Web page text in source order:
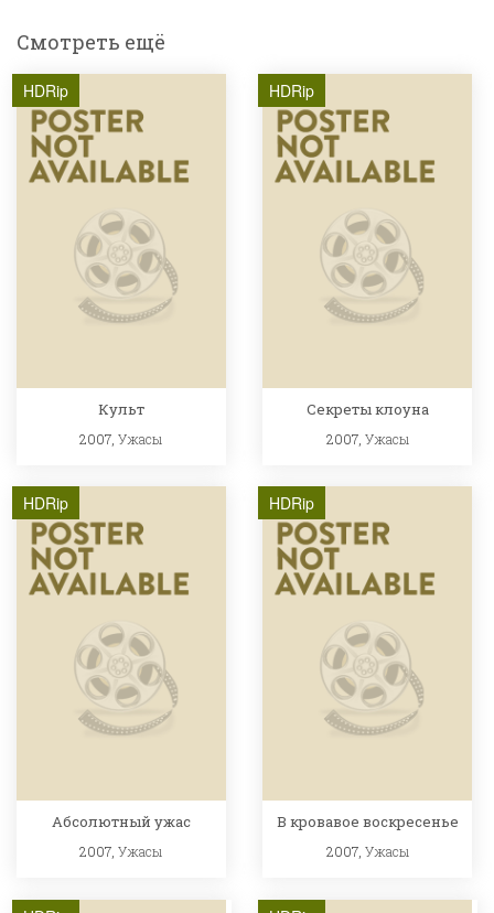
Смотреть ещё
HDRip
Культ
2007,Ужасы
HDRip
Секреты клоуна
2007, Ужасы
HDRip
Абсолютный ужас
2007,Ужасы
HDRip
В кровавое воскресенье
2007, Ужасы